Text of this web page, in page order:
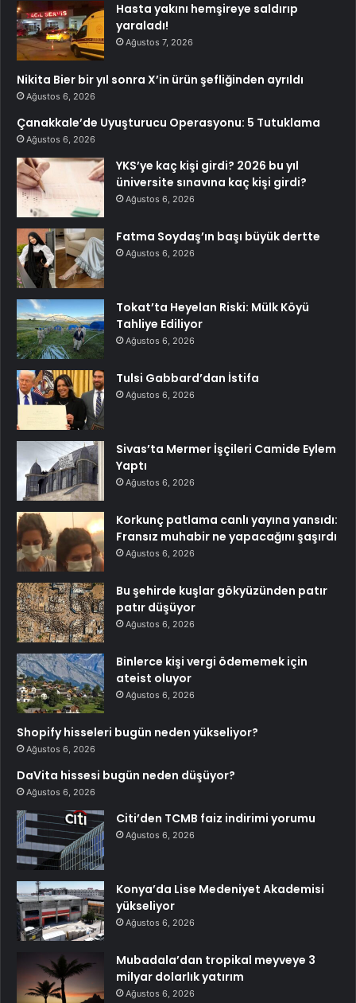
Hasta yakını hemşireye saldırıp
yaraladı!
Ağustos 7, 2026
Nikita Bier bir yıl sonra X’in ürün şefliğinden ayrıldı
Ağustos 6, 2026
Çanakkale’de Uyuşturucu Operasyonu: 5 Tutuklama
Ağustos 6, 2026
YKS’ye kaç kişi girdi? 2026 bu yıl
üniversite sınavına kaç kişi girdi?
Ağustos 6, 2026
Fatma Soydaş’ın başı büyük dertte
Ağustos 6, 2026
Tokat’ta Heyelan Riski: Mülk Köyü
Tahliye Ediliyor
Ağustos 6, 2026
Tulsi Gabbard’dan İstifa
Ağustos 6, 2026
Sivas’ta Mermer İşçileri Camide Eylem
Yaptı
Ağustos 6, 2026
Korkunç patlama canlı yayına yansıdı:
Fransız muhabir ne yapacağını şaşırdı
Ağustos 6, 2026
Bu şehirde kuşlar gökyüzünden patır
patır düşüyor
Ağustos 6, 2026
Binlerce kişi vergi ödememek için
ateist oluyor
Ağustos 6, 2026
Shopify hisseleri bugün neden yükseliyor?
Ağustos 6, 2026
DaVita hissesi bugün neden düşüyor?
Ağustos 6, 2026
Citi’den TCMB faiz indirimi yorumu
Ağustos 6, 2026
Konya’da Lise Medeniyet Akademisi
yükseliyor
Ağustos 6, 2026
Mubadala’dan tropikal meyveye 3
milyar dolarlık yatırım
Ağustos 6, 2026